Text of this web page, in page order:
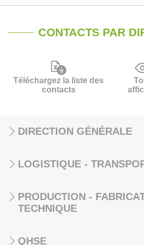
CONTACTS PAR
Téléchargez la liste des
contacts
DIRECTION GÉNÉRALE
LOGISTIQUE -
PRODUCTION -
TECHNIQUE
QHSE